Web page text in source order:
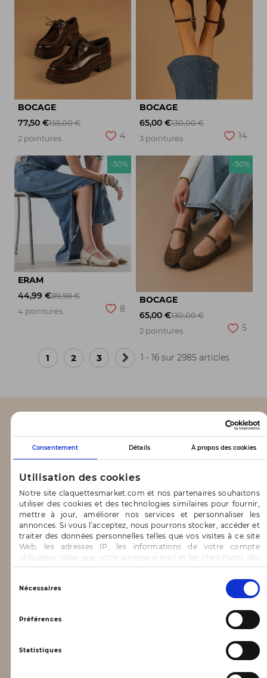
Consentement Détails À propos des cookies
Utilisation des cookies
Notre site claquettesmarket.com et nos partenaires souhaitons
utiliser des cookies et des technologies similaires pour fournir,
mettre à jour, améliorer nos services et personnaliser les
annonces. Si vous l’acceptez, nous pourrons stocker, accéder et
traiter des données personnelles telles que vos visites à ce site
Web, les adresses IP, les informations de votre compte
utilisateur telles que votre adresse e-mail et les identifiants des
cookies.
Vous avez le choix d’« Accepter » pour consentir à ces
utilisations, de « Refuser » pour vous y opposer ou
de sélectionner vos préférences concernant chaque catégorie
de cookie en cliquant sur « Valider la sélection » pour valider vos
options. Vous pouvez à tout moment modifier vos préférences
Nécessaires
Préférences
Statistiques
BOCAGE
77,50 €155,00 €
2 pointures
4
BOCAGE
65,00 €130,00 €
3 pointures
14
-50%
ERAM
44,99 €89,98 €
4 pointures
8
-50%
BOCAGE
65,00 €130,00 €
2 pointures
5
1 2 3
Page
1 - 16 sur 2985 articles
CLAQUETTES MARKET
Blog
CONTACT & AIDE
FAQ
Nous contacter
INFORMATIONS
Mentions légales
Données personnelles, vie privée